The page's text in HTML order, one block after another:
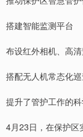
搭建智能监测平台
布设红外相机、高
搭配无人机常态化
提升了管护工作的
4月23日，在保护区